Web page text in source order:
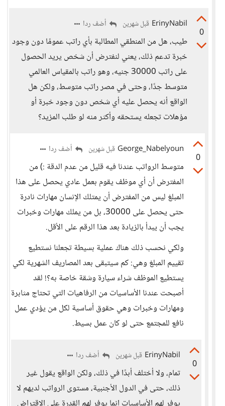
0
ErinyNabil قبل شهرين أضف ردا
طيب، هل من المنطقي المطالبة بأي راتب عمومًا دون وجود
خبرة تدعم ذلك، يعني لنفترض أن شخص يريد الحصول
على راتب 30000 جنيه، وهو راتب بالمقياس العالمي
متوسط جدًا، وحتى في مصر راتب متوسط، ولكن هل
الواقع أنه يحصل عليه أي شخص دون وجود خبرة أو
مؤهلات تجعله يستحقه وأكثر منه لو طلب المزيد؟
0
George_Nabelyoun قبل شهرين أضف ردا
متوسط الرواتب عندنا فيه قليل من عدم الدقة :) من
المفترض أن أي موظف يقوم بعمل عادي يحصل على هذا
المبلغ ليس من المفترض أن يمتلك الإنسان مهارات نادرة
حتى يحصل على 30000، بل من يملك مهارات وخبرات
يجب أن يبدأ بالزيادة بعد هذا الرقم على الأقل.
ولكي نحسب ذلك هناك عملية بسيطة تجعلنا نستطيع
تقييم المبلغ وهي: كم سيتبقى بعد المصاريف الشهرية لكي
يستطيع الموظف شراء سيارة وشقة خاصة به؟! لقد
أصبحت عندنا الأساسيات من الرفاهيات التي تحتاج مثابرة
ومهارات وخبرات وهي حقوق أساسية لكل من يؤدي عمل
نافع للمجتمع حتى لو كان عمل بسيط.
0
ErinyNabil قبل شهرين أضف ردا
تمام، ولا أختلف أبدًا في ذلك، ولكن الواقع يقول غير
ذلك، حتى في الدول الأجنبية، مستوى الرواتب لديهم لا